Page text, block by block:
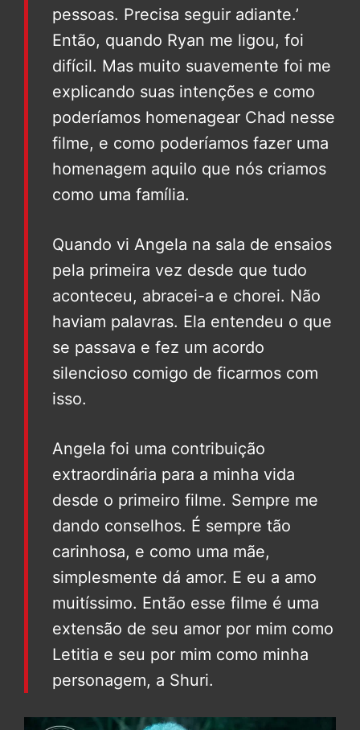
pessoas. Precisa seguir adiante.’
Então, quando Ryan me ligou, foi
difícil. Mas muito suavemente foi me
explicando suas intenções e como
poderíamos homenagear Chad nesse
filme, e como poderíamos fazer uma
homenagem aquilo que nós criamos
como uma família.
Quando vi Angela na sala de ensaios
pela primeira vez desde que tudo
aconteceu, abracei-a e chorei. Não
haviam palavras. Ela entendeu o que
se passava e fez um acordo
silencioso comigo de ficarmos com
isso.
Angela foi uma contribuição
extraordinária para a minha vida
desde o primeiro filme. Sempre me
dando conselhos. É sempre tão
carinhosa, e como uma mãe,
simplesmente dá amor. E eu a amo
muitíssimo. Então esse filme é uma
extensão de seu amor por mim como
Letitia e seu por mim como minha
personagem, a Shuri.